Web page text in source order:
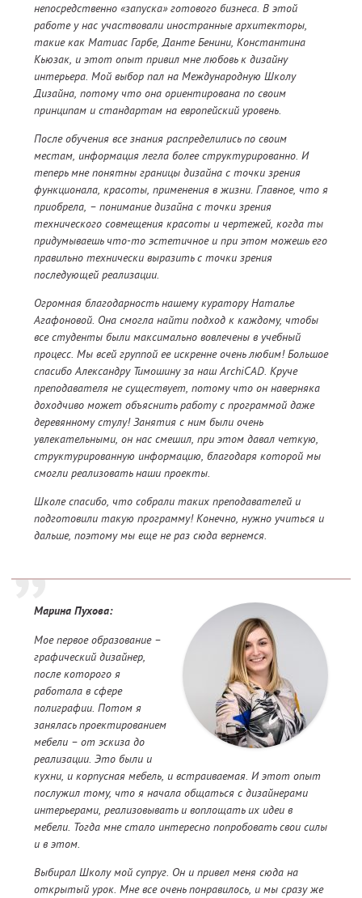
непосредственно «запуска» готового бизнеса. В этой
работе у нас участвовали иностранные архитекторы,
такие как Матиас Гарбе, Данте Бенини, Константина
Кьюзак, и этот опыт привил мне любовь к дизайну
интерьера. Мой выбор пал на Международную Школу
Дизайна, потому что она ориентирована по своим
принципам и стандартам на европейский уровень.
После обучения все знания распределились по своим
местам, информация легла более структурированно. И
теперь мне понятны границы дизайна с точки зрения
функционала, красоты, применения в жизни. Главное, что я
приобрела, – понимание дизайна с точки зрения
технического совмещения красоты и чертежей, когда ты
придумываешь что-то эстетичное и при этом можешь его
правильно технически выразить с точки зрения
последующей реализации.
Огромная благодарность нашему куратору Наталье
Агафоновой. Она смогла найти подход к каждому, чтобы
все студенты были максимально вовлечены в учебный
процесс. Мы всей группой ее искренне очень любим! Большое
спасибо Александру Тимошину за наш ArchiCAD. Круче
преподавателя не существует, потому что он наверняка
доходчиво может объяснить работу с программой даже
деревянному стулу! Занятия с ним были очень
увлекательными, он нас смешил, при этом давал четкую,
структурированную информацию, благодаря которой мы
смогли реализовать наши проекты.
Школе спасибо, что собрали таких преподавателей и
подготовили такую программу! Конечно, нужно учиться и
дальше, поэтому мы еще не раз сюда вернемся.
Марина Пухова:
Мое первое образование –
графический дизайнер,
после которого я
работала в сфере
полиграфии. Потом я
занялась проектированием
мебели – от эскиза до
реализации. Это были и
кухни, и корпусная мебель, и встраиваемая. И этот опыт
послужил тому, что я начала общаться с дизайнерами
интерьерами, реализовывать и воплощать их идеи в
мебели. Тогда мне стало интересно попробовать свои силы
и в этом.
Выбирал Школу мой супруг. Он и привел меня сюда на
открытый урок. Мне все очень понравилось, и мы сразу же